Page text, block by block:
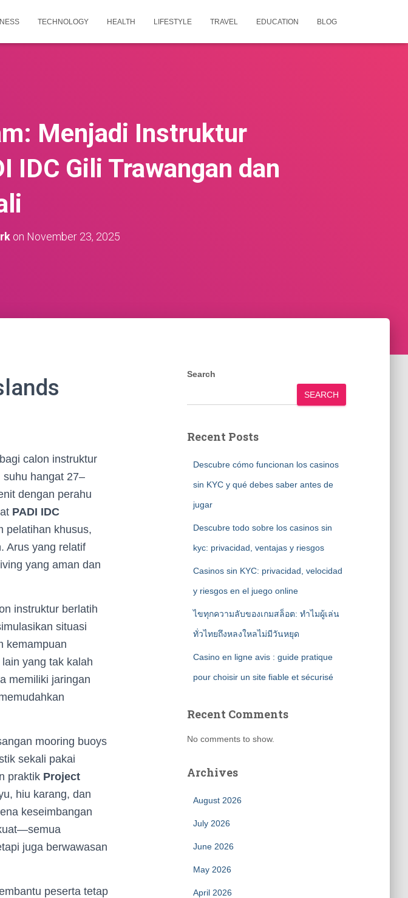
TECHNOLOGY HEALTH LIFESTYLE TRAVEL EDUCATION BLOG
Menjadi Instruktur
IDC Gili Trawangan dan
on November 23, 2025
calon instruktur
hangat 27–
dengan perahu
PADI IDC
pelatihan khusus,
Arus yang relatif
yang aman dan
instruktur berlatih
situasi
kemampuan
yang tak kalah
memiliki jaringan
mooring buoys
sekali pakai
praktik Project
hiu karang, dan
keseimbangan
juga berwawasan
peserta tetap
Search
SEARCH
Recent Posts
Descubre cómo funcionan los casinos
sin KYC y qué debes saber antes de
jugar
Descubre todo sobre los casinos sin
kyc: privacidad, ventajas y riesgos
Casinos sin KYC: privacidad, velocidad
y riesgos en el juego online
ไขทุกความลับของเกมสล็อต: ทำไมผู้เล่น
ทั่วไทยถึงหลงใหลไม่มีวันหยุด
Casino en ligne avis : guide pratique
pour choisir un site fiable et sécurisé
Recent Comments
No comments to show.
Archives
August 2026
July 2026
June 2026
May 2026
April 2026